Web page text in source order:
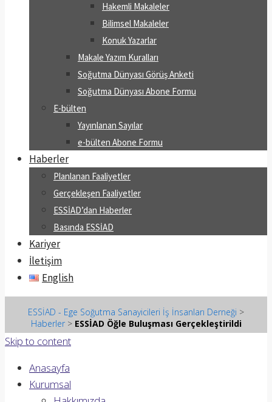
Hakemli Makaleler
Bilimsel Makaleler
Konuk Yazarlar
Makale Yazım Kuralları
Soğutma Dünyası Görüş Anketi
Soğutma Dünyası Abone Formu
E-bülten
Yayınlanan Sayılar
e-bülten Abone Formu
Haberler
Planlanan Faaliyetler
Gerçekleşen Faaliyetler
ESSİAD’dan Haberler
Basında ESSİAD
Kariyer
İletişim
English
ESSİAD - Ege Soğutma Sanayicileri İş İnsanları Derneği >
Haberler> ESSİAD Öğle Buluşması Gerçekleştirildi
Skip to content
Anasayfa
Kurumsal